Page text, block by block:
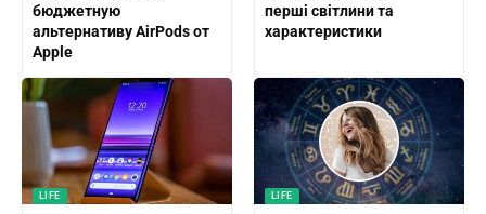
бюджетную
альтернативу AirPods от
Apple
перші світлини та
характеристики
LIFE LIFE